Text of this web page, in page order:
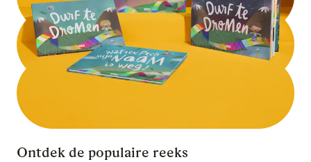
Ontdek de populaire reeks